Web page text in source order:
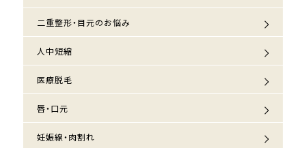
二重整形・目元のお悩み
人中短縮
医療脱毛
唇・口元
妊娠線・肉割れ